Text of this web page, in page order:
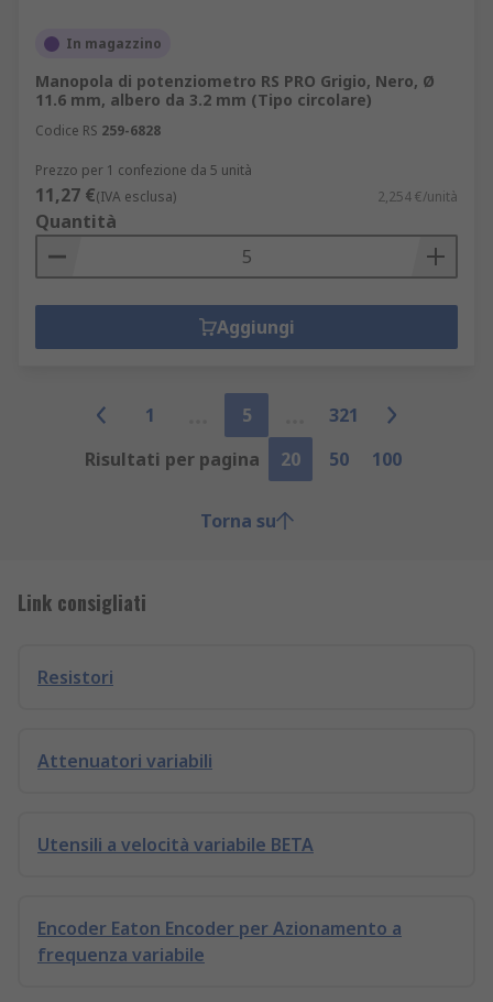
In magazzino
Manopola di potenziometro RS PRO Grigio, Nero, Ø
11.6 mm, albero da 3.2 mm (Tipo circolare)
Codice RS 259-6828
Prezzo per 1 confezione da 5 unità
11,27 €(IVA esclusa) 2,254 €/unità
Quantità
Aggiungi
1 5
321
Risultati per pagina
20 50 100
Torna su
Link consigliati
Resistori
Attenuatori variabili
Utensili a velocità variabile BETA
Encoder Eaton Encoder per Azionamento a
frequenza variabile